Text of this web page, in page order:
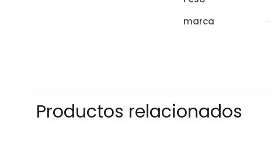
marca
Productos relacionados